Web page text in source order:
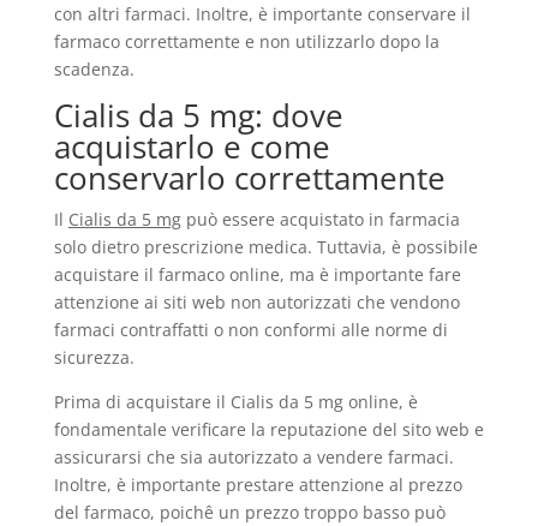
con altri farmaci. Inoltre, è importante conservare il
farmaco correttamente e non utilizzarlo dopo la
scadenza.
Cialis da 5 mg: dove
acquistarlo e come
conservarlo correttamente
Il Cialis da 5 mgpuò essere acquistato in farmacia
solo dietro prescrizione medica. Tuttavia, è possibile
acquistare il farmaco online, ma è importante fare
attenzione ai siti web non autorizzati che vendono
farmaci contraffatti o non conformi alle norme di
sicurezza.
Prima di acquistare il Cialis da 5 mg online, è
fondamentale verificare la reputazione del sito web e
assicurarsi che sia autorizzato a vendere farmaci.
Inoltre, è importante prestare attenzione al prezzo
del farmaco, poichê un prezzo troppo basso può